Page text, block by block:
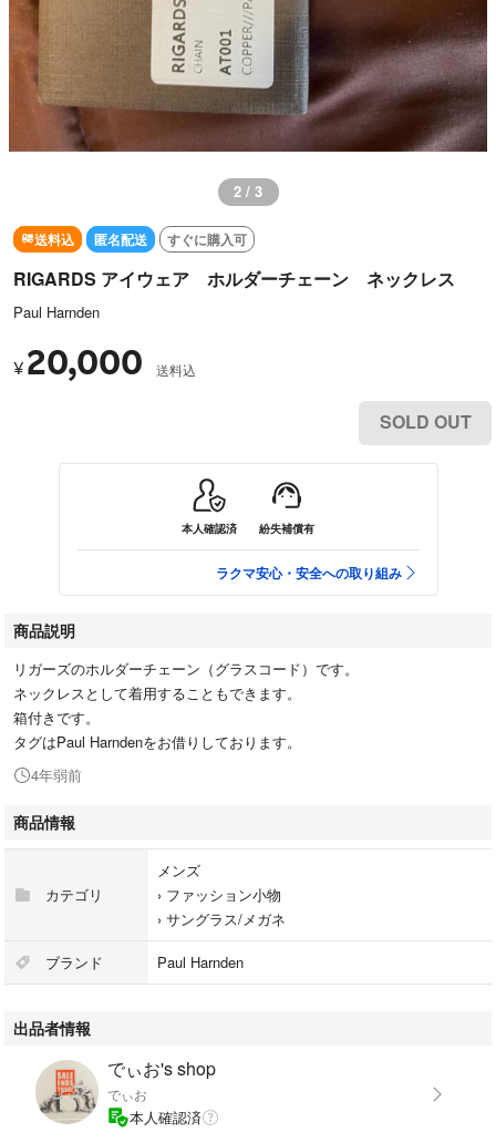
2 / 3
送料込 匿名配送 すぐに購入可
RIGARDS アイウェア ホルダーチェーン ネックレス
Paul Harnden
¥ 20,000 送料込
SOLD OUT
本人確認済 紛失補償有
ラクマ安心・安全への取り組み
商品説明
リガーズのホルダーチェーン（グラスコード）です。
ネックレスとして着用することもできます。
箱付きです。
タグはPaul Harndenをお借りしております。
4年弱前
商品情報
カテゴリ
メンズ
› ファッション小物
› サングラス/メガネ
ブランド Paul Harnden
出品者情報
でぃお's shop
でぃお
本人確認済